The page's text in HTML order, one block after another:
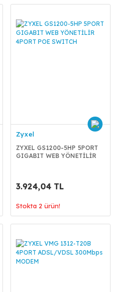
Zyxel
ZYXEL GS1200-5HP 5PORT
GIGABIT WEB YÖNETİLİR
3.924,04 TL
Stokta 2 ürün!